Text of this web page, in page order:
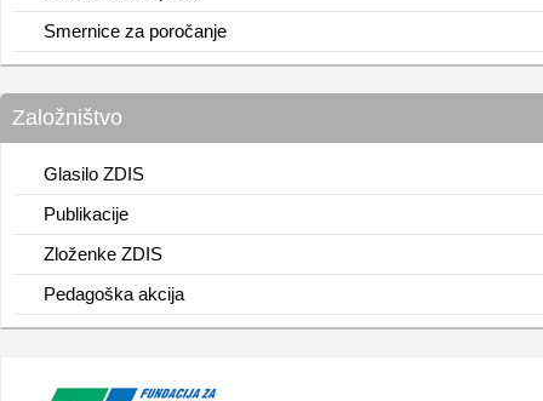
Smernice za poročanje
Založništvo
Glasilo ZDIS
Publikacije
Zloženke ZDIS
Pedagoška akcija